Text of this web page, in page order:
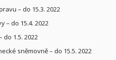
– do 15.3. 2022
– do 15.4. 2022
1.5. 2022
sněmovně – do 15.5. 2022